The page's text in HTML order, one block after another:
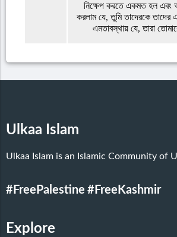
নিক্ষেপ করতে একমত হল এবং
করলাম যে, তুমি তাদেরকে তাদের
এমতাবস্থায় যে, তারা
Ulkaa Islam
Ulkaa Islam is an Islamic Community of
#FreePalestine #FreeKashmir
Explore